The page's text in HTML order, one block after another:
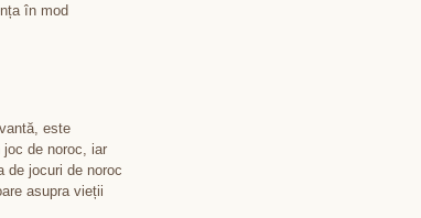
în mod
este
de noroc, iar
de jocuri de noroc
asupra vieții